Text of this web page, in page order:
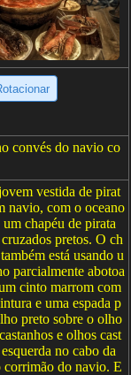
convés do navio co
vestida de pirat
navio, com o oceano
chapéu de pirata
pretos. O ch
está usando u
parcialmente abotoa
cinto marrom com
e uma espada p
preto sobre o olho
e olhos cast
no cabo da
corrimão do navio. E